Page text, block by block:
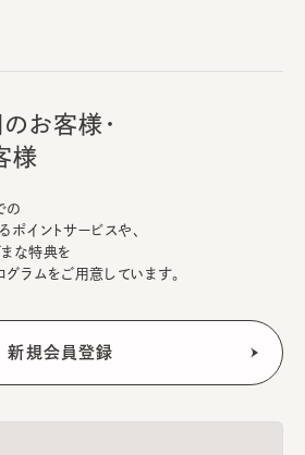
お客様・
様
の
ポイントサービスや、
な特典を
ラムをご用意しています。